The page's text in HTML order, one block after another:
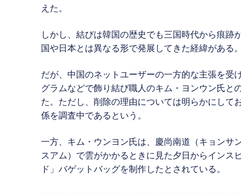
えた。
しかし、結びは韓国の歴史でも三国時代から痕跡
国や日本とは異なる形で発展してきた経緯がある。
だが、中国のネットユーザーの一方的な主張を受
グラムなどで飾り結び職人のキム・ヨンウン氏と
た。ただし、削除の理由については明らかにして
係を調査中であるという。
一方、キム・ウンヨン氏は、慶尚南道（キョンサ
スアム）で雲がかかるときに見た夕日からインス
ド」バゲットバッグを制作したとされている。